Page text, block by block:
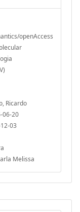
openAccess
Ricardo
06-20
03
Melissa